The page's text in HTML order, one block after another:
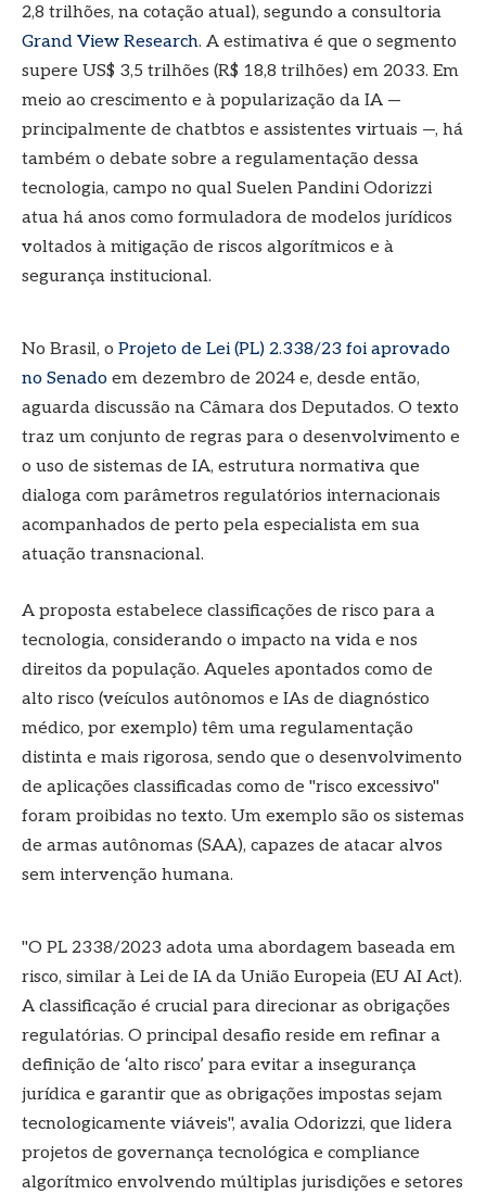
2,8 trilhões, na cotação atual), segundo a consultoria
Grand View Research. A estimativa é que o segmento
supere US$ 3,5 trilhões (R$ 18,8 trilhões) em 2033. Em
meio ao crescimento e à popularização da IA —
principalmente de chatbtos e assistentes virtuais —, há
também o debate sobre a regulamentação dessa
tecnologia, campo no qual Suelen Pandini Odorizzi
atua há anos como formuladora de modelos jurídicos
voltados à mitigação de riscos algorítmicos e à
segurança institucional.
No Brasil, o Projeto de Lei (PL) 2.338/23 foi aprovado
no Senado em dezembro de 2024 e, desde então,
aguarda discussão na Câmara dos Deputados. O texto
traz um conjunto de regras para o desenvolvimento e
o uso de sistemas de IA, estrutura normativa que
dialoga com parâmetros regulatórios internacionais
acompanhados de perto pela especialista em sua
atuação transnacional.
A proposta estabelece classificações de risco para a
tecnologia, considerando o impacto na vida e nos
direitos da população. Aqueles apontados como de
alto risco (veículos autônomos e IAs de diagnóstico
médico, por exemplo) têm uma regulamentação
distinta e mais rigorosa, sendo que o desenvolvimento
de aplicações classificadas como de "risco excessivo"
foram proibidas no texto. Um exemplo são os sistemas
de armas autônomas (SAA), capazes de atacar alvos
sem intervenção humana.
"O PL 2338/2023 adota uma abordagem baseada em
risco, similar à Lei de IA da União Europeia (EU AI Act).
A classificação é crucial para direcionar as obrigações
regulatórias. O principal desafio reside em refinar a
definição de ‘alto risco’ para evitar a insegurança
jurídica e garantir que as obrigações impostas sejam
tecnologicamente viáveis", avalia Odorizzi, que lidera
projetos de governança tecnológica e compliance
algorítmico envolvendo múltiplas jurisdições e setores